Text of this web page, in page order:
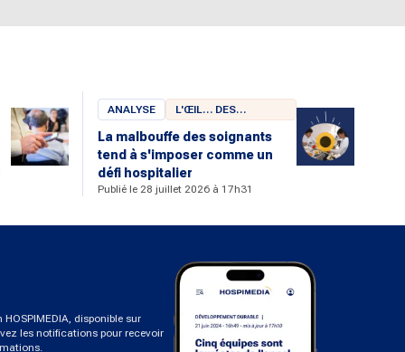
ANALYSE
L'ŒIL… DES
CHERCHEURS
La malbouffe des soignants
tend à s'imposer comme un
défi hospitalier
Publié le 28 juillet 2026 à 17h31
disponible sur
les notifications pour recevoir